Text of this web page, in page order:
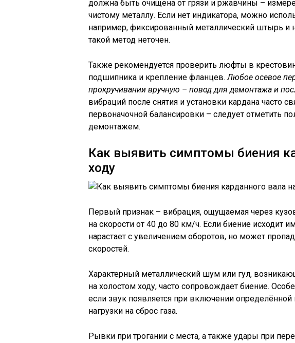
должна быть очищена от грязи и ржавчины –
чистому металлу. Если нет индикатора, можно
например, фиксированный металлический штырь и
такой метод неточен.
Также рекомендуется проверить люфты в
подшипника и крепление фланцев.Любое осевое
прокручивании вручную – повод для демонтажа и
вибраций после снятия и установки кардана часто
первоначочной балансировки – следует отметить
демонтажем.
Как выявить симптомы биения
ходу
Первый признак – вибрация, ощущаемая через
на скорости от 40 до 80 км/ч. Если биение исходит
нарастает с увеличением оборотов, но может
скоростей.
Характерный металлический шум или гул,
на холостом ходу, часто сопровождает биение.
если звук появляется при включении
нагрузки на сброс газа.
Рывки при трогании с места, а также удары при